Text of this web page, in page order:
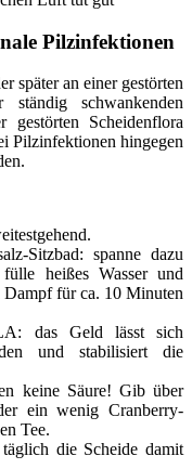
Pilzinfektionen
später an einer gestörten
schwankenden
gestörten Scheidenflora
Pilzinfektionen hingegen
Sitzbad: spanne dazu
heißes Wasser und
Dampf für ca. 10 Minuten
das Geld lässt sich
und stabilisiert die
keine Säure! Gib über
ein wenig Cranberry-
Tee.
die Scheide damit